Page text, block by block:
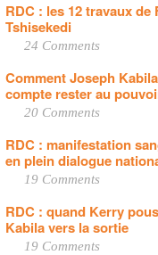
RDC : les 12 travaux de
Tshisekedi
24 Comments
Comment Joseph Kabila
compte rester au
20 Comments
RDC : manifestation
en plein dialogue
19 Comments
RDC : quand Kerry
Kabila vers la sortie
19 Comments